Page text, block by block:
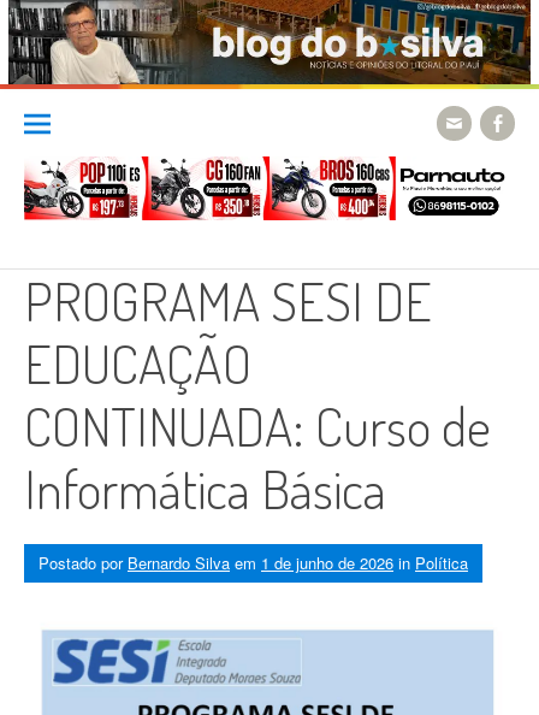
Skip
content
PROGRAMA SESI DE
EDUCAÇÃO
CONTINUADA: Curso de
Informática Básica
Postado por Bernardo Silva em 1 de junho de 2026 in Política